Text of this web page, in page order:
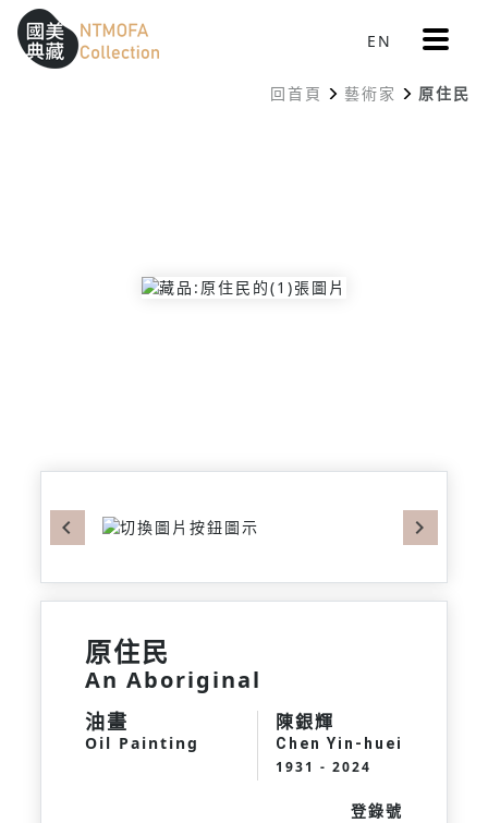
跳到中間主要內容區
網站導覽
::: EN 更
多
單
回首頁 藝術家 原住民
原住民
An Aboriginal
油畫
Oil Painting
陳銀輝
Chen Yin-huei
1931 - 2024
登錄號